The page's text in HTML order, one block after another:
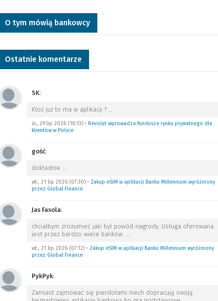
O tym mówią bankowcy
Ostatnie komentarze
SK:
Ktoś już to ma w aplikacji ? …
śr., 29 lip 2026 (10:13) • Revolut wprowadza fundusze rynku prywatnego dla
klientów w Polsce
gość:
dokładnie …
wt., 21 lip 2026 (07:30) • Zakup eSIM w aplikacji Banku Millennium wyróżniony
przez Global Finance
Jas Fasola:
chciałbym zrozumieć jaki był powód nagrody. Usługa oferowana
jest przez bardzo wiele banków. …
wt., 21 lip 2026 (07:12) • Zakup eSIM w aplikacji Banku Millennium wyróżniony
przez Global Finance
PykPyk:
Zamiast zajmować się pierdołami niech dopracują swoją